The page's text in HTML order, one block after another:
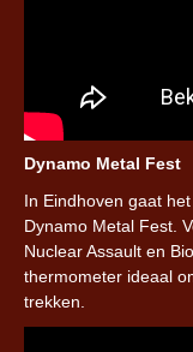
Dynamo Metal Fest
In Eindhoven gaat
Dynamo Metal Fest.
Nuclear Assault en
thermometer ideaal
trekken.